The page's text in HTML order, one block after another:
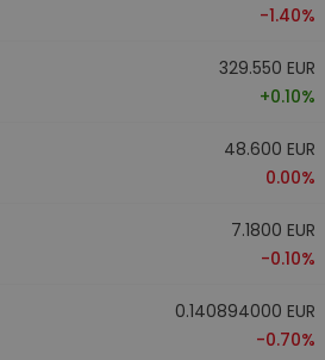
-1.40%
329.550 EUR
+0.10%
48.600 EUR
0.00%
7.1800 EUR
-0.10%
0.140894000 EUR
-0.70%